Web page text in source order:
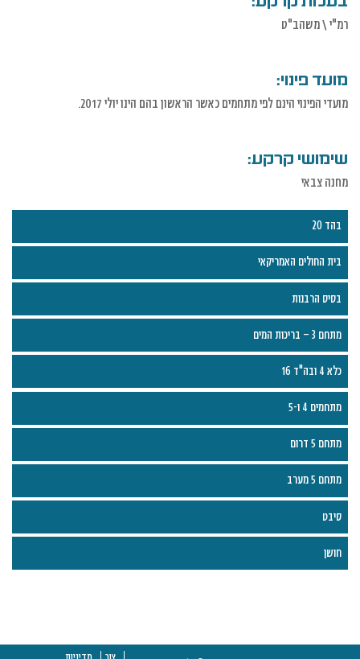
בהד 20
בית החולים האמריקאי
בסיס הרבנות
מתחם 3 – בריכות המים
כלא 4 ובה"ד 16
מתחמים 4 ו-5
מתחם 5 דרום
מתחם 5 מערב
סיבט
חושן
רמ"י \ משהב"ט
מועד פינוי:
מועדי הפינוי הינם לפי מתחמים כאשר הראשון בהם הינו יולי 2017.
שימושי קרקע:
מחנה צבאי